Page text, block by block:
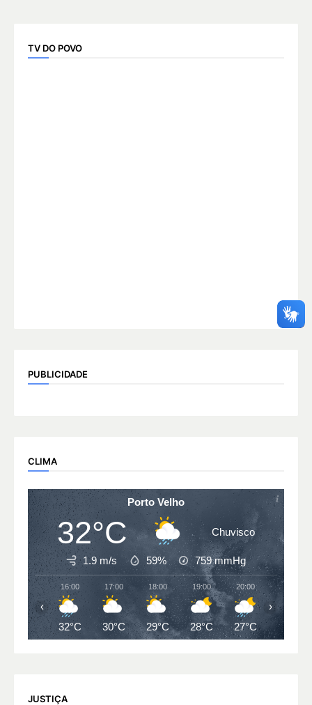
TV DO POVO
PUBLICIDADE
CLIMA
Porto Velho
32°C Chuvisco
1.9 m/s 59% 759mmHg
16:00
32°C
17:00
30°C
18:00
29°C
19:00
28°C
20:00
27°C
21:00
26°C
‹ ›
JUSTIÇA